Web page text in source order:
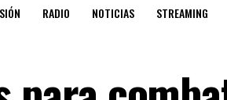
RADIO NOTICIAS STREAMING